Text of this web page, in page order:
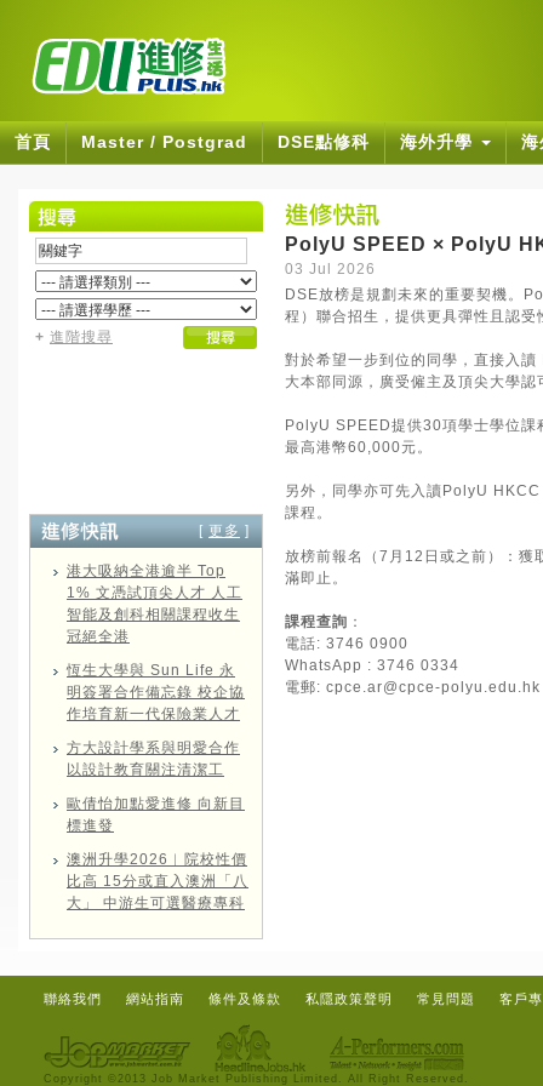
首頁 Master / Postgrad DSE點修科 海外升學
+ 進階搜尋
[ 更多 ]
港大吸納全港逾半 Top
1% 文憑試頂尖人才 人工
智能及創科相關課程收生
冠絕全港
恆生大學與 Sun Life 永
明簽署合作備忘錄 校企協
作培育新一代保險業人才
方大設計學系與明愛合作
以設計教育關注清潔工
歐倩怡加點愛進修 向新目
標進發
澳洲升學2026︱院校性價
比高 15分或直入澳洲「八
大」 中游生可選醫療專科
PolyU SPEED × PolyU
03 Jul 2026
DSE放榜是規劃未來的重要契機。
程）聯合招生，提供更具彈性且認受
對於希望一步到位的同學，直接入
大本部同源，廣受僱主及頂尖大學認
PolyU SPEED提供30項學士學位
最高港幣60,000元。
另外，同學亦可先入讀PolyU
課程。
放榜前報名（7月12日或之前）：獲
滿即止。
課程查詢 ：
電話: 3746 0900
WhatsApp : 3746 0334
電郵: cpce.ar@cpce-polyu.edu.hk
聯絡我們 網站指南 條件及條款 私隱政策聲明 常見問題 客戶
Copyright ©2013 Job Market Publishing Limited. All Right Reserved.